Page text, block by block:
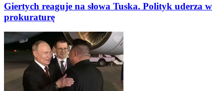
Giertych reaguje na słowa Tuska. Polityk uderza w
prokuraturę